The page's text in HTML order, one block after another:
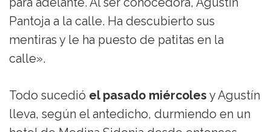
para adelante. Al ser conocedora, Agustín
Pantoja a la calle. Ha descubierto sus
mentiras y le ha puesto de patitas en la
calle».
Todo sucedió el pasado miércoles y Agustín
lleva, según el antedicho, durmiendo en un